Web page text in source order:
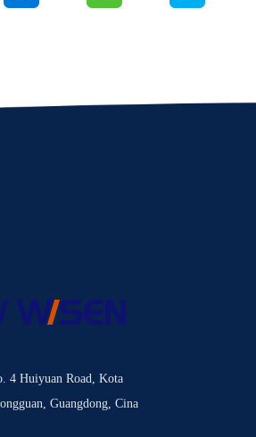
4 Huiyuan Road, Kota
Guangdong, Cina